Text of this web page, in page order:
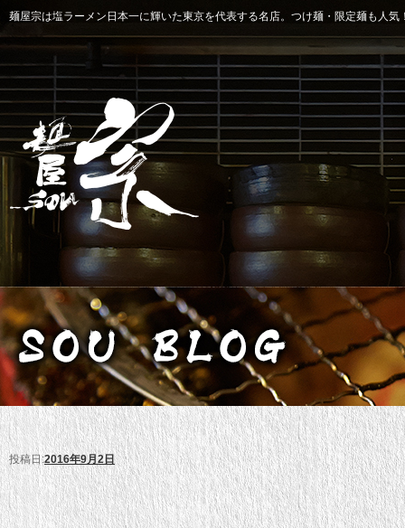
麺屋宗は塩ラーメン日本一に輝いた東京を代表する名店。つけ麺・限定麺も人
投稿日:2016年9月2日